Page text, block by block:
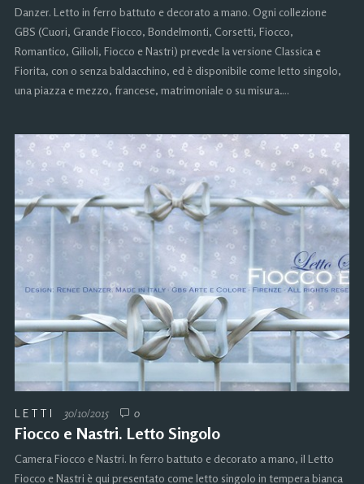
Danzer. Letto in ferro battuto e decorato a mano. Ogni collezione
GBS (Cuori, Grande Fiocco, Bondelmonti, Corsetti, Fiocco,
Romantico, Gilioli, Fiocco e Nastri) prevede la versione Classica e
Fiorita, con o senza baldacchino, ed è disponibile come letto singolo,
una piazza e mezzo, francese, matrimoniale o su misura….
LETTI 30/10/2015 0
Fiocco e Nastri. Letto Singolo
Camera Fiocco e Nastri. In ferro battuto e decorato a mano, il Letto
Fiocco e Nastri è qui presentato come letto singolo in tempera bianca